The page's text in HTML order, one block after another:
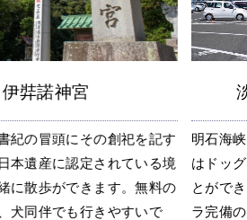
伊弉諾神宮
紀の冒頭にその創祀を記す
本遺産に認定されている境
に散歩ができます。無料の
犬同伴でも行きやすいで
明石海
はドッ
とがで
ラ完備